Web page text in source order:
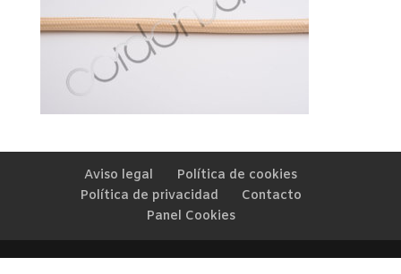
Aviso legal
Política de cookies
Política de privacidad
Contacto
Panel Cookies